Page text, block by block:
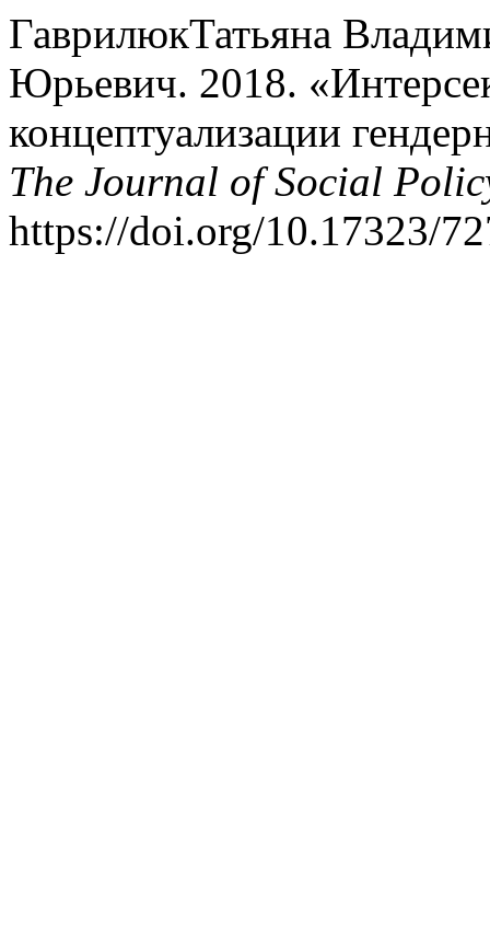
ГаврилюкТатьяна
Юрьевич. 2018.
концептуализации
The Journal of Social
https://doi.org/10.17323/